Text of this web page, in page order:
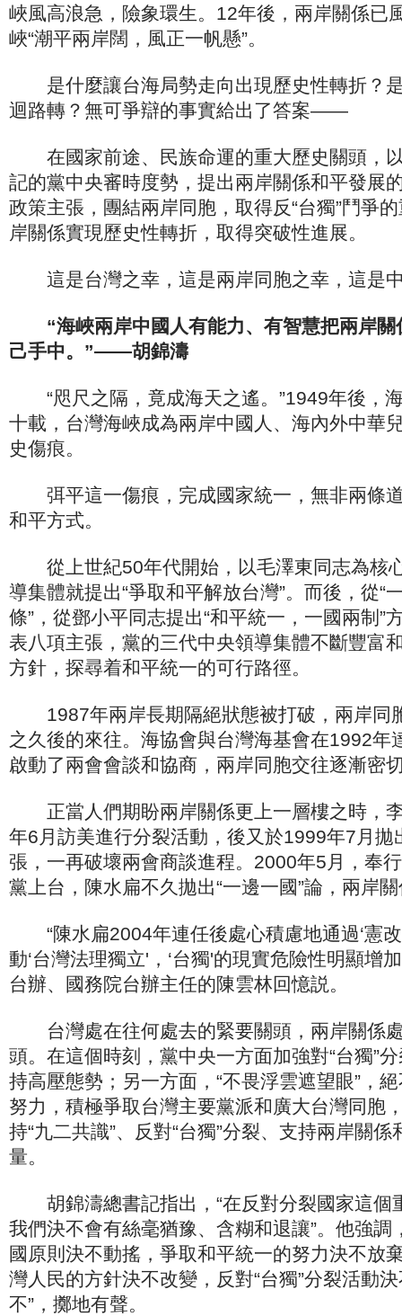
峽風高浪急，險象環生。12年後，兩岸關係已
峽“潮平兩岸闊，風正一帆懸”。
是什麼讓台海局勢走向出現歷史性轉折？
迴路轉？無可爭辯的事實給出了答案——
在國家前途、民族命運的重大歷史關頭，
記的黨中央審時度勢，提出兩岸關係和平發展
政策主張，團結兩岸同胞，取得反“台獨”鬥爭
岸關係實現歷史性轉折，取得突破性進展。
這是台灣之幸，這是兩岸同胞之幸，這是
“海峽兩岸中國人有能力、有智慧把兩岸
己手中。”——胡錦濤
“咫尺之隔，竟成海天之遙。”1949年後，
十載，台灣海峽成為兩岸中國人、海內外中華
史傷痕。
弭平這一傷痕，完成國家統一，無非兩條
和平方式。
從上世紀50年代開始，以毛澤東同志為核
導集體就提出“爭取和平解放台灣”。而後，從“
條”，從鄧小平同志提出“和平統一，一國兩制”
表八項主張，黨的三代中央領導集體不斷豐富
方針，探尋着和平統一的可行路徑。
1987年兩岸長期隔絕狀態被打破，兩岸同
之久後的來往。海協會與台灣海基會在1992年
啟動了兩會會談和協商，兩岸同胞交往逐漸密
正當人們期盼兩岸關係更上一層樓之時，
年6月訪美進行分裂活動，後又於1999年7月拋
張，一再破壞兩會商談進程。2000年5月，奉
黨上台，陳水扁不久拋出“一邊一國”論，兩岸
“陳水扁2004年連任後處心積慮地通過‘憲改
動‘台灣法理獨立'，‘台獨'的現實危險性明顯增
台辦、國務院台辦主任的陳雲林回憶説。
台灣處在往何處去的緊要關頭，兩岸關係
頭。在這個時刻，黨中央一方面加強對“台獨”
持高壓態勢；另一方面，“不畏浮雲遮望眼”，
努力，積極爭取台灣主要黨派和廣大台灣同胞
持“九二共識”、反對“台獨”分裂、支持兩岸關
量。
胡錦濤總書記指出，“在反對分裂國家這個
我們決不會有絲毫猶豫、含糊和退讓”。他強調
國原則決不動搖，爭取和平統一的努力決不放
灣人民的方針決不改變，反對“台獨”分裂活動
不”，擲地有聲。
11月13日
[詳細]